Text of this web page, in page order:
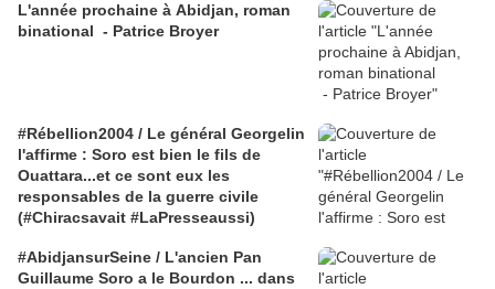
L'année prochaine à Abidjan, roman
binational - Patrice Broyer
#Rébellion2004 / Le général Georgelin
l'affirme : Soro est bien le fils de
Ouattara...et ce sont eux les
responsables de la guerre civile
(#Chiracsavait #LaPresseaussi)
#AbidjansurSeine / L'ancien Pan
Guillaume Soro a le Bourdon ... dans